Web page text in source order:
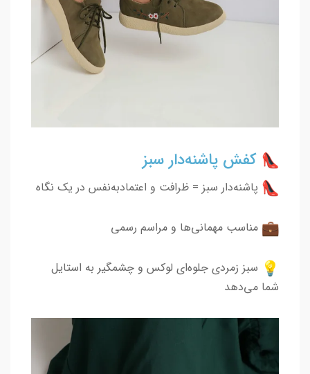
کفش پاشنه‌دار سبز
پاشنه‌دار سبز = ظرافت و اعتمادبه‌نفس در یک نگاه
مناسب مهمانی‌ها و مراسم رسمی
سبز زمردی جلوه‌ای لوکس و چشمگیر به استایل
شما می‌دهد